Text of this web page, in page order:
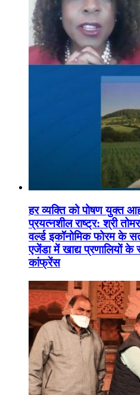
हर व्यक्ति को पोषण युक्त
प्रयत्नशील राष्ट्र: श्री
वर्ल्ड इकॉनोमिक फोरम के
एजेंडा में खाद्य प्रणालियों
कांफ्रेंस